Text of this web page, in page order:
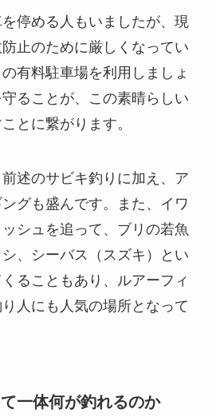
停める人もいましたが、現
止のために厳しくなってい
有料駐車場を利用しましょ
ることが、この素晴らしい
とに繋がります。
述のサビキ釣りに加え、ア
グも盛んです。また、イワ
シュを追って、ブリの若魚
、シーバス（スズキ）とい
ることもあり、ルアーフィ
人にも人気の場所となって
一体何が釣れるのか